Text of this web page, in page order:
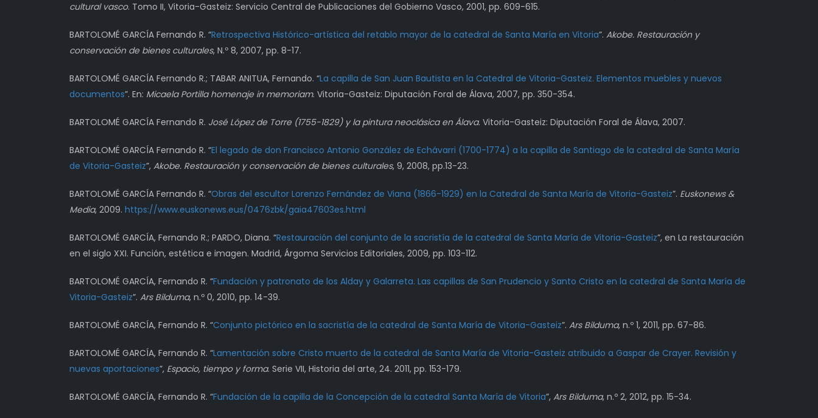
cultural vasco. Tomo II, Vitoria-Gasteiz: Servicio Central de Publicaciones del Gobierno Vasco, 2001, pp. 609-615.
BARTOLOMÉ GARCÍA Fernando R. “Retrospectiva Histórico-artística del retablo mayor de la catedral de Santa María en Vitoria”. Akobe. Restauración y
conservación de bienes culturales, N.º 8, 2007, pp. 8-17.
BARTOLOMÉ GARCÍA Fernando R.; TABAR ANITUA, Fernando. “La capilla de San Juan Bautista en la Catedral de Vitoria-Gasteiz. Elementos muebles y nuevos
documentos”. En: Micaela Portilla homenaje in memoriam. Vitoria-Gasteiz: Diputación Foral de Álava, 2007, pp. 350-354.
BARTOLOMÉ GARCÍA Fernando R. José López de Torre (1755-1829) y la pintura neoclásica en Álava. Vitoria-Gasteiz: Diputación Foral de Álava, 2007.
BARTOLOMÉ GARCÍA Fernando R. “El legado de don Francisco Antonio González de Echávarri (1700-1774) a la capilla de Santiago de la catedral de Santa María
de Vitoria-Gasteiz”, Akobe. Restauración y conservación de bienes culturales, 9, 2008, pp.13-23.
BARTOLOMÉ GARCÍA Fernando R. “Obras del escultor Lorenzo Fernández de Viana (1866-1929) en la Catedral de Santa María de Vitoria-Gasteiz”. Euskonews &
Media, 2009. https://www.euskonews.eus/0476zbk/gaia47603es.html
BARTOLOMÉ GARCÍA, Fernando R.; PARDO, Diana. “Restauración del conjunto de la sacristía de la catedral de Santa María de Vitoria-Gasteiz”, en La restauración
en el siglo XXI. Función, estética e imagen. Madrid, Árgoma Servicios Editoriales, 2009, pp. 103-112.
BARTOLOMÉ GARCÍA, Fernando R. “Fundación y patronato de los Alday y Galarreta. Las capillas de San Prudencio y Santo Cristo en la catedral de Santa María de
Vitoria-Gasteiz”. Ars Bilduma, n.º 0, 2010, pp. 14-39.
BARTOLOMÉ GARCÍA, Fernando R. “Conjunto pictórico en la sacristía de la catedral de Santa María de Vitoria-Gasteiz”. Ars Bilduma, n.º 1, 2011, pp. 67-86.
BARTOLOMÉ GARCÍA, Fernando R. “Lamentación sobre Cristo muerto de la catedral de Santa María de Vitoria-Gasteiz atribuido a Gaspar de Crayer. Revisión y
nuevas aportaciones”, Espacio, tiempo y forma. Serie VII, Historia del arte, 24. 2011, pp. 153-179.
BARTOLOMÉ GARCÍA, Fernando R. “Fundación de la capilla de la Concepción de la catedral Santa María de Vitoria”, Ars Bilduma, n.º 2, 2012, pp. 15-34.